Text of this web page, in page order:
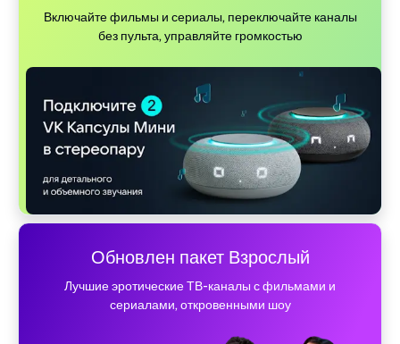
Включайте фильмы и сериалы, переключайте каналы
без пульта, управляйте громкостью
Обновлен пакет Взрослый
Лучшие эротические ТВ-каналы с фильмами и
сериалами, откровенными шоу